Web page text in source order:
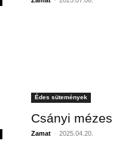
Édes sütemények
Csányi mézes
Zamat - 2025.04.20.